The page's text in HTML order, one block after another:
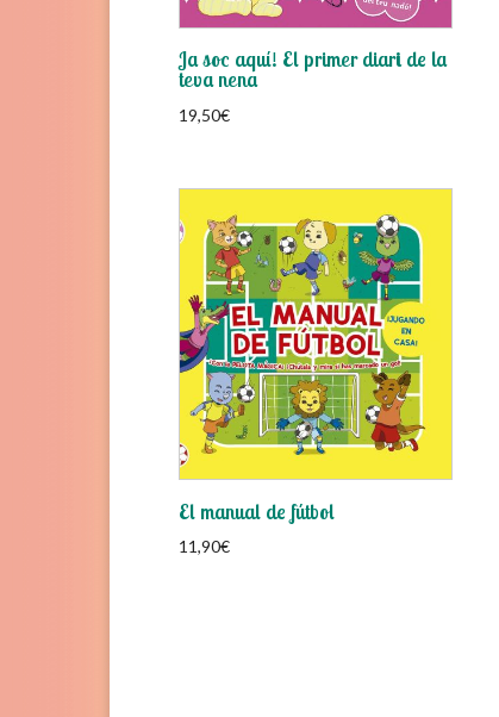
Ja soc aquí! El primer diari de la
teva nena
19,50€
El manual de fútbol
11,90€